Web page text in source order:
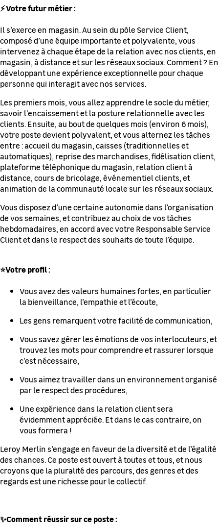
⚡ Votre futur métier :
Il s’exerce en magasin. Au sein du pôle Service Client,
composé d’une équipe importante et polyvalente, vous
intervenez à chaque étape de la relation avec nos clients, en
magasin, à distance et sur les réseaux sociaux. Comment ? En
développant une expérience exceptionnelle pour chaque
personne qui interagit avec nos services.
Les premiers mois, vous allez apprendre le socle du métier,
savoir l'encaissement et la posture relationnelle avec les
clients. Ensuite, au bout de quelques mois (environ 6 mois),
votre poste devient polyvalent, et vous alternez les tâches
entre : accueil du magasin, caisses (traditionnelles et
automatiques), reprise des marchandises, fidélisation client,
plateforme téléphonique du magasin, relation client à
distance, cours de bricolage, événementiel clients, et
animation de la communauté locale sur les réseaux sociaux.
Vous disposez d’une certaine autonomie dans l’organisation
de vos semaines, et contribuez au choix de vos tâches
hebdomadaires, en accord avec votre Responsable Service
Client et dans le respect des souhaits de toute l’équipe.
⭐Votre profil :
Vous avez des valeurs humaines fortes, en particulier
la bienveillance, l’empathie et l’écoute,
Les gens remarquent votre facilité de communication,
Vous savez gérer les émotions de vos interlocuteurs, et
trouvez les mots pour comprendre et rassurer lorsque
c’est nécessaire,
Vous aimez travailler dans un environnement organisé
par le respect des procédures,
Une expérience dans la relation client sera
évidemment appréciée. Et dans le cas contraire, on
vous formera !
Leroy Merlin s’engage en faveur de la diversité et de l’égalité
des chances. Ce poste est ouvert à toutes et tous, et nous
croyons que la pluralité des parcours, des genres et des
regards est une richesse pour le collectif.
✨Comment réussir sur ce poste :